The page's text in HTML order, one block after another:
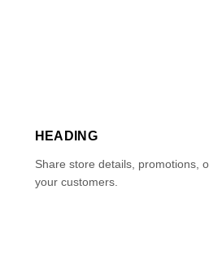
HEADING
Share store details, promotions,
your customers.